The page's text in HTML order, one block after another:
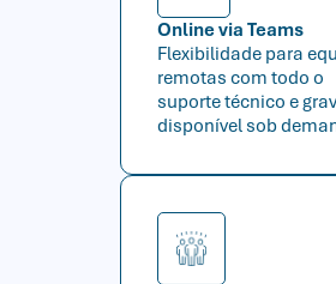
Online via Teams
Flexibilidade para
remotas com todo o
suporte técnico e
disponível sob